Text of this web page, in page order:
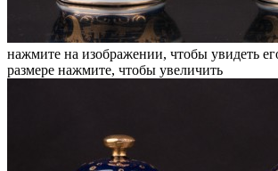
нажмите на изображении, чтобы увидеть
размере нажмите, чтобы увеличить